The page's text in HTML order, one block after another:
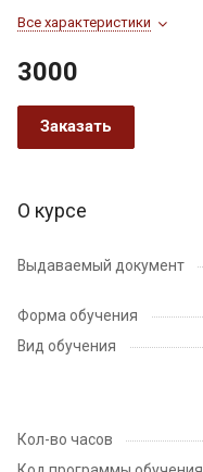
Все характеристики
3000
Заказать
О курсе
Выдаваемый документ
Форма обучения
Вид обучения
Кол-во часов